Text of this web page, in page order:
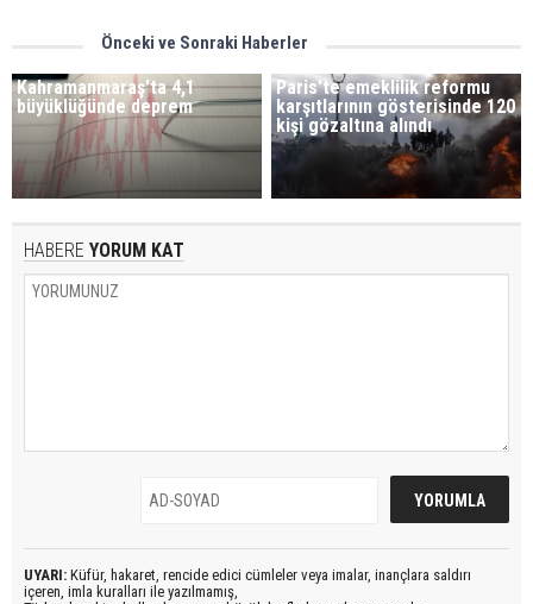
Önceki ve Sonraki Haberler
Kahramanmaraş'ta 4,1
büyüklüğünde deprem
Paris'te emeklilik reformu
karşıtlarının gösterisinde 120
kişi gözaltına alındı
HABERE YORUM KAT
UYARI: Küfür, hakaret, rencide edici cümleler veya imalar, inançlara saldırı
içeren, imla kuralları ile yazılmamış,